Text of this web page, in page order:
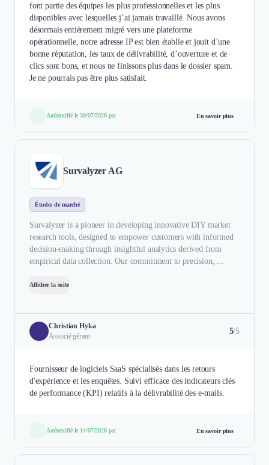
font partie des équipes les plus professionnelles et les plus
disponibles avec lesquelles j’ai jamais travaillé. Nous avons
désormais entièrement migré vers une plateforme
opérationnelle, notre adresse IP est bien établie et jouit d’une
bonne réputation, les taux de délivrabilité, d’ouverture et de
clics sont bons, et nous ne finissons plus dans le dossier spam.
Je ne pourrais pas être plus satisfait.
Authentifié le 30/07/2026 par En savoir plus
Survalyzer AG
Études de marché
Survalyzer is a pioneer in developing innovative DIY market
research tools, designed to empower customers with informed
decision-making through insightful analytics derived from
empirical data collection. Our commitment to precision, ...
Afficher la suite
Christian Hyka
Associé gérant
5/5
Fournisseur de logiciels SaaS spécialisés dans les retours
d'expérience et les enquêtes. Suivi efficace des indicateurs clés
de performance (KPI) relatifs à la délivrabilité des e-mails.
Authentifié le 14/07/2026 par En savoir plus